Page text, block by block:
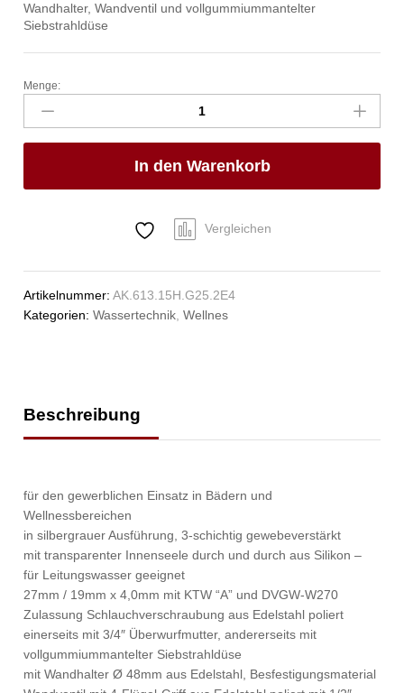
Wandhalter, Wandventil und vollgummiummantelter
Siebstrahldüse
spa
Kneipp'sche
Garnitur
3/4"
27mm
Menge:
In den Warenkorb
Vergleichen
Artikelnummer:AK.613.15H.G25.2E4
Kategorien:Wassertechnik,Wellnes
Beschreibung
für den gewerblichen Einsatz in Bädern und
Wellnessbereichen
in silbergrauer Ausführung, 3-schichtig gewebeverstärkt
mit transparenter Innenseele durch und durch aus Silikon –
für Leitungswasser geeignet
27mm / 19mm x 4,0mm mit KTW “A” und DVGW-W270
Zulassung Schlauchverschraubung aus Edelstahl poliert
einerseits mit 3/4″ Überwurfmutter, andererseits mit
vollgummiummantelter Siebstrahldüse
mit Wandhalter Ø 48mm aus Edelstahl, Besfestigungsmaterial